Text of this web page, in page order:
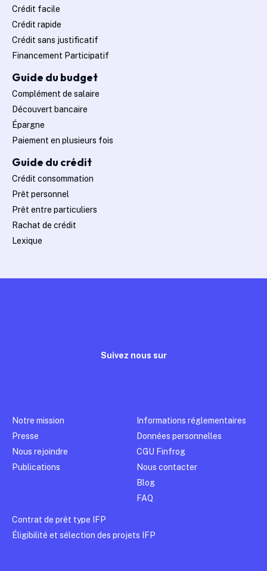
Crédit facile
Crédit rapide
Crédit sans justificatif
Financement Participatif
Guide du budget
Complément de salaire
Découvert bancaire
Épargne
Paiement en plusieurs fois
Guide du crédit
Crédit consommation
Prêt personnel
Prêt entre particuliers
Rachat de crédit
Lexique
Suivez nous sur
Notre mission
Presse
Nous rejoindre
Publications
Informations réglementaires
Données personnelles
CGU Finfrog
Nous contacter
Blog
FAQ
Contrat de prêt type IFP
Éligibilité et sélection des projets IFP